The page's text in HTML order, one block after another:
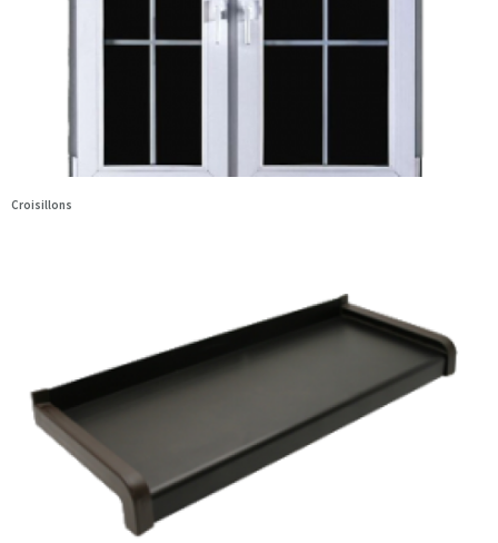
Croisillons